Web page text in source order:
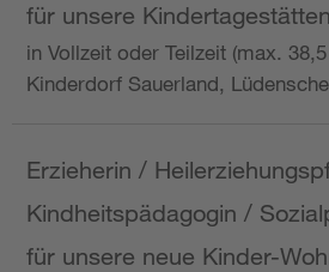
für unsere Kindertagestätten
in Vollzeit oder Teilzeit (max.
Kinderdorf Sauerland,
Erzieherin /
Kindheitspädagogin /
für unsere neue Kinder-